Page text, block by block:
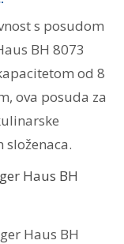
s posudom
BH 8073
od 8
ova posuda za
Haus BH